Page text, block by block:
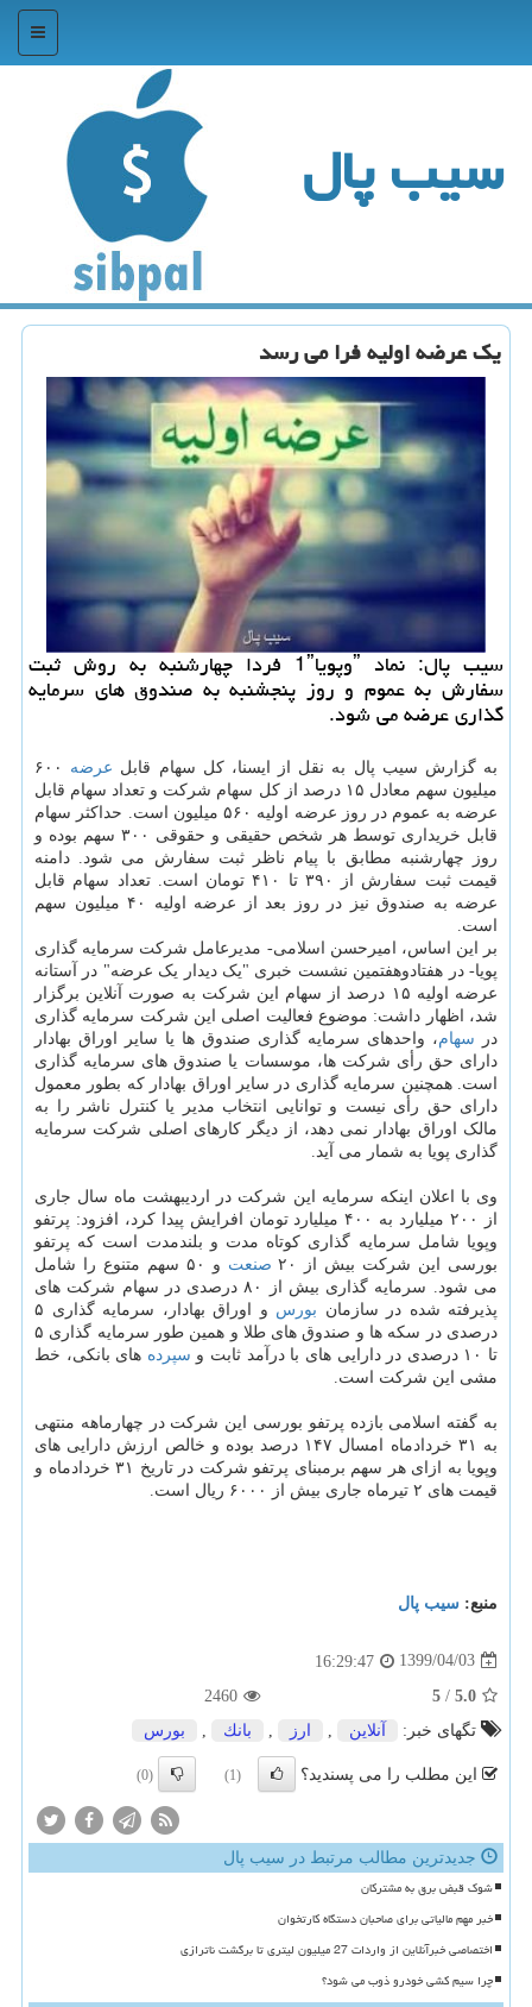
منو
سیب پال
یك عرضه اولیه فرا می رسد
سیب پال: نماد ˮوپویا1ˮ فردا چهارشنبه به روش ثبت
سفارش به عموم و روز پنجشنبه به صندوق های سرمایه
گذاری عرضه می شود.
به گزارش سیب پال به نقل از ایسنا، کل سهام قابل عرضه
۶۰۰
میلیون سهم معادل ۱۵ درصد از کل سهام شرکت و تعداد سهام قابل
عرضه به عموم در روز عرضه اولیه ۵۶۰ میلیون است. حداکثر سهام
قابل خریداری توسط هر شخص حقیقی و حقوقی ۳۰۰ سهم بوده و
روز چهارشنبه مطابق با پیام ناظر ثبت سفارش می شود. دامنه
قیمت ثبت سفارش از ۳۹۰ تا ۴۱۰ تومان است. تعداد سهام قابل
عرضه به صندوق نیز در روز بعد از عرضه اولیه ۴۰ میلیون سهم
است.
بر این اساس، امیرحسن اسلامی- مدیرعامل شرکت سرمایه گذاری
پویا- در هفتادوهفتمین نشست خبری "یک دیدار یک عرضه" در آستانه
عرضه اولیه ۱۵ درصد از سهام این شرکت به صورت آنلاین برگزار
شد، اظهار داشت: موضوع فعالیت اصلی این شرکت سرمایه گذاری
در سهام، واحدهای سرمایه گذاری صندوق ها یا ‏سایر اوراق بهادار
دارای حق رأی شرکت ها، موسسات یا صندوق های سرمایه گذاری
است. ‏همچنین سرمایه گذاری در سایر اوراق بهادار که بطور معمول
دارای حق رأی نیست و توانایی انتخاب مدیر یا کنترل ناشر را به
‏مالک اوراق بهادار نمی دهد، از دیگر کارهای اصلی شرکت سرمایه
گذاری پویا به شمار می آید. ‏
وی با اعلان اینکه سرمایه این شرکت در اردیبهشت ماه سال جاری
از ۲۰۰ میلیارد به ۴۰۰ میلیارد تومان افرایش پیدا کرد، افزود: پرتفو
وپویا شامل سرمایه گذاری کوتاه مدت و بلندمدت است که پرتفو
بورسی این شرکت بیش از ۲۰
صنعت
و ۵۰ سهم متنوع را شامل
می شود. سرمایه گذاری بیش از ۸۰ درصدی در سهام شرکت های
پذیرفته شده در سازمان بورس
و اوراق بهادار، سرمایه گذاری ۵
درصدی در سکه ها و صندوق های طلا و همین طور سرمایه گذاری ۵
تا ۱۰ درصدی در دارایی های با درآمد ثابت و
سپرده های بانکی، خط
مشی این شرکت است.
به گفته اسلامی بازده پرتفو بورسی این شرکت در چهارماهه منتهی
به ۳۱ خردادماه امسال ۱۴۷ درصد بوده و خالص ارزش دارایی های
وپویا به ازای هر سهم برمبنای پرتفو شرکت در تاریخ ۳۱ خردادماه و
قیمت های ۲ تیرماه جاری بیش از ۶۰۰۰ ریال است.
منبع: سیب پال
1399/04/03
16:29:47
5.0
/
5
2460
تگهای خبر:
آنلاین , ارز , بانك , بورس
این مطلب را می پسندید؟ (1)
(0)
جدیدترین مطالب مرتبط در سیب پال
شوک قبض برق به مشترکان
خبر مهم مالیاتی برای صاحبان دستگاه کارتخوان
اختصاصی خبرآنلاین از واردات 27 میلیون لیتری تا برگشت ناترازی
چرا سیم کشی خودرو ذوب می شود؟